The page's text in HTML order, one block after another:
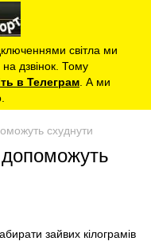
світла ми
дзвінок. Тому
в Телеграм . А ми
схуднути
допоможуть
зайвих кілограмів